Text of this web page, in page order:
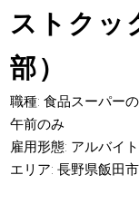
ストク
部）
職種: 食品スーパー
午前のみ
雇用形態: アルバイ
エリア: 長野県飯田